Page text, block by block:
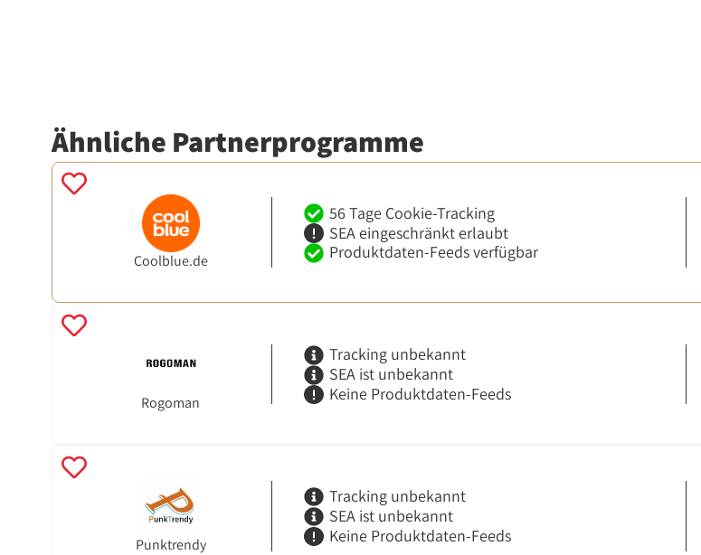
Ähnliche Partnerprogramme
Coolblue.de
56 Tage Cookie-Tracking
SEA eingeschränkt erlaubt
Produktdaten-Feeds verfügbar
Rogoman
Tracking unbekannt
SEA ist unbekannt
Keine Produktdaten-Feeds
Punktrendy
Tracking unbekannt
SEA ist unbekannt
Keine Produktdaten-Feeds